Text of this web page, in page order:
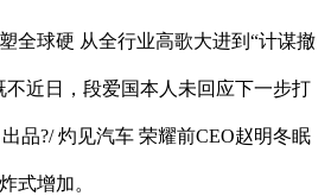
球硬 从全行业高歌大进到“计谋撤
不近日，段爱国本人未回应下一步打
品?/ 灼见汽车 荣耀前CEO赵明冬眠
式增加。